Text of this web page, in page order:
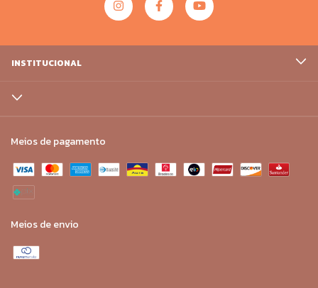
INSTITUCIONAL
Meios de pagamento
Meios de envio